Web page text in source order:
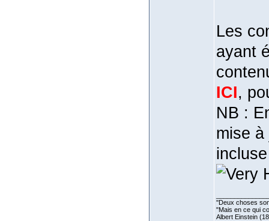
Les
ayant
ICI,
NB :
mise
''Deux choses
"Mais en ce qui
Albert Einstein